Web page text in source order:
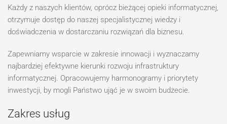
Każdy z naszych klientów, oprócz bieżącej opieki informatycznej,
otrzymuje dostęp do naszej specjalistycznej wiedzy i
doświadczenia w dostarczaniu rozwiązań dla biznesu.
Zapewniamy wsparcie w zakresie innowacji i wyznaczamy
najbardziej efektywne kierunki rozwoju infrastruktury
informatycznej. Opracowujemy harmonogramy i priorytety
inwestycji, by mogli Państwo ująć je w swoim budżecie.
Zakres usług